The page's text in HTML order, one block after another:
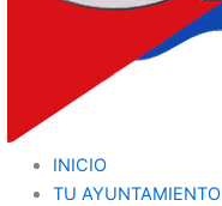
INICIO
TU AYUNTAMIENTO